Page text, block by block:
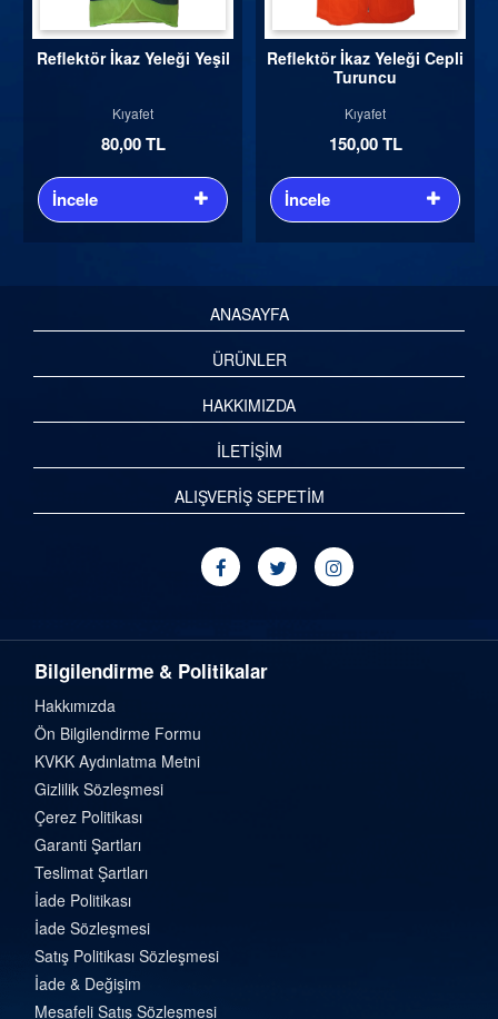
Reflektör İkaz Yeleği Yeşil
Kıyafet
80,00 TL
İncele
Reflektör İkaz Yeleği Cepli
Turuncu
Kıyafet
150,00 TL
İncele
ANASAYFA
ÜRÜNLER
HAKKIMIZDA
İLETİŞİM
ALIŞVERİŞ SEPETİM
Bilgilendirme & Politikalar
Hakkımızda
Ön Bilgilendirme Formu
KVKK Aydınlatma Metni
Gizlilik Sözleşmesi
Çerez Politikası
Garanti Şartları
Teslimat Şartları
İade Politikası
İade Sözleşmesi
Satış Politikası Sözleşmesi
İade & Değişim
Mesafeli Satış Sözleşmesi